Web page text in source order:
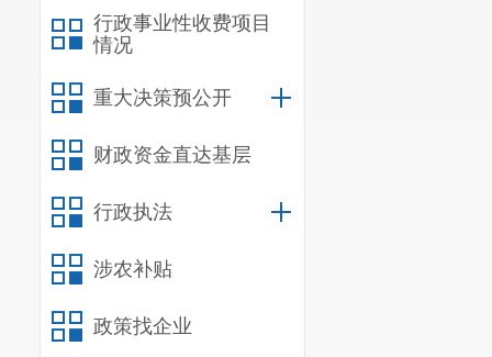
行政事业性收费项目
情况
重大决策预公开
财政资金直达基层
行政执法
涉农补贴
政策找企业